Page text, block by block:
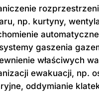
np. kurtyny,
gaszenia
właściwych
ewakuacji, np.
oddymianie